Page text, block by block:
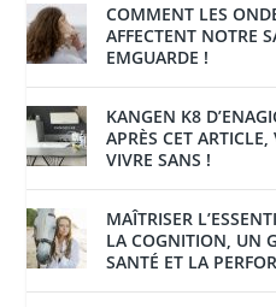
COMMENT LES
AFFECTENT NOTRE
EMGUARDE !
KANGEN K8
APRÈS CET
VIVRE SANS !
MAÎTRISER
LA COGNITION, UN
SANTÉ ET LA